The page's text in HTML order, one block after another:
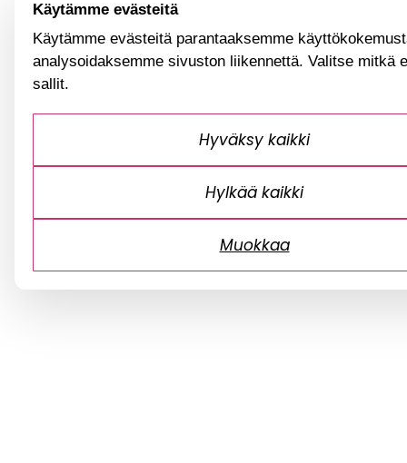
Käytämme evästeitä
Käytämme evästeitä parantaaksemme
analysoidaksemme sivuston liikennettä. Valitse mitkä
sallit.
Hyväksy kaikki
Hylkää kaikki
Muokkaa